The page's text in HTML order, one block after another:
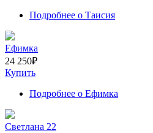
Подробнее о Таисия
Ефимка
24 250₽
Купить
Подробнее о Ефимка
Светлана 22